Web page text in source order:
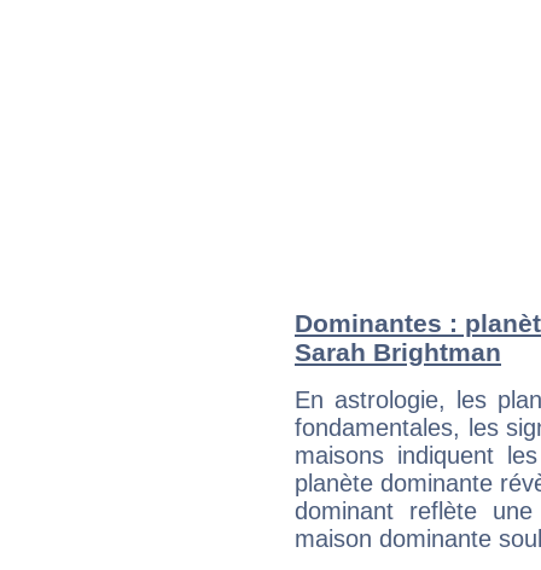
Dominantes :
Sarah Brightman
En astrologie, les
fondamentales, les
maisons indiquent
planète dominante
dominant reflète
maison dominante